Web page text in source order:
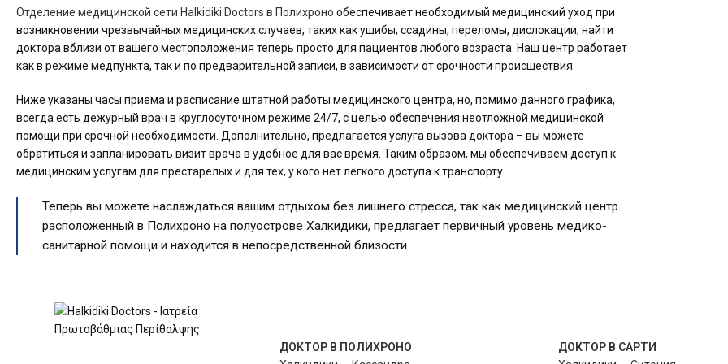
Отделение медицинской сети Halkidiki Doctors в Полихроно обеспечивает необходимый медицинский уход при
возникновении чрезвычайных медицинских случаев, таких как ушибы, ссадины, переломы, дислокации; найти
доктора вблизи от вашего местоположения теперь просто для пациентов любого возраста. Наш центр работает
как в режиме медпункта, так и по предварительной записи, в зависимости от срочности происшествия.
Ниже указаны часы приема и расписание штатной работы медицинского центра, но, помимо данного графика,
всегда есть дежурный врач в круглосуточном режиме 24/7, с целью обеспечения неотложной медицинской
помощи при срочной необходимости. Дополнительно, предлагается услуга вызова доктора – вы можете
обратиться и запланировать визит врача в удобное для вас время. Таким образом, мы обеспечиваем доступ к
медицинским услугам для престарелых и для тех, у кого нет легкого доступа к транспорту.
Теперь вы можете наслаждаться вашим отдыхом без лишнего стресса, так как медицинский центр
расположенный в Полихроно на полуострове Халкидики, предлагает первичный уровень медико-
санитарной помощи и находится в непосредственной близости.
ДОКТОР В ПОЛИХРОНО
ДОКТОР В САРТИ